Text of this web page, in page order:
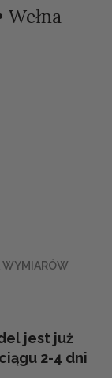
WYMIARÓW
jest już
2-4 dni